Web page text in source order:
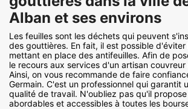
Alban et ses environs
Les feuilles sont les déchets qui peuvent
des gouttières. En fait, il est possible
mettant en place des antifeuilles. Afin de
le recours aux services d'un artisan couvreur
Ainsi, on vous recommande de faire
Germain. C'est un professionnel qui garantit
qualité de travail. N'oubliez pas qu'il
abordables et accessibles à toutes les